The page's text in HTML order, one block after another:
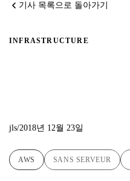
기사 목록으로 돌아가기
INFRASTRUCTURE
jls/2018년 12월 23일
AWS SANS SERVEUR